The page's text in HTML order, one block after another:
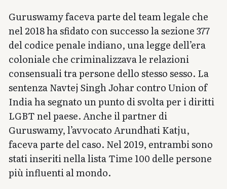
Guruswamy faceva parte del team legale che
nel 2018 ha sfidato con successo la sezione 377
del codice penale indiano, una legge dell’era
coloniale che criminalizzava le relazioni
consensuali tra persone dello stesso sesso. La
sentenza Navtej Singh Johar contro Union of
India ha segnato un punto di svolta per i diritti
LGBT nel paese. Anche il partner di
Guruswamy, l’avvocato Arundhati Katju,
faceva parte del caso. Nel 2019, entrambi sono
stati inseriti nella lista Time 100 delle persone
più influenti al mondo.